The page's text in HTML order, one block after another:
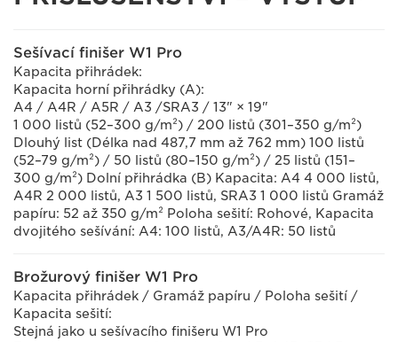
Sešívací finišer W1 Pro
Kapacita přihrádek:
Kapacita horní přihrádky (A):
A4 / A4R / A5R / A3 /SRA3 / 13" × 19"
1 000 listů (52–300 g/m²) / 200 listů (301–350 g/m²)
Dlouhý list (Délka nad 487,7 mm až 762 mm) 100 listů
(52–79 g/m²) / 50 listů (80–150 g/m²) / 25 listů (151–
300 g/m²) Dolní přihrádka (B) Kapacita: A4 4 000 listů,
A4R 2 000 listů, A3 1 500 listů, SRA3 1 000 listů Gramáž
papíru: 52 až 350 g/m² Poloha sešití: Rohové, Kapacita
dvojitého sešívání: A4: 100 listů, A3/A4R: 50 listů
Brožurový finišer W1 Pro
Kapacita přihrádek / Gramáž papíru / Poloha sešití /
Kapacita sešití:
Stejná jako u sešívacího finišeru W1 Pro